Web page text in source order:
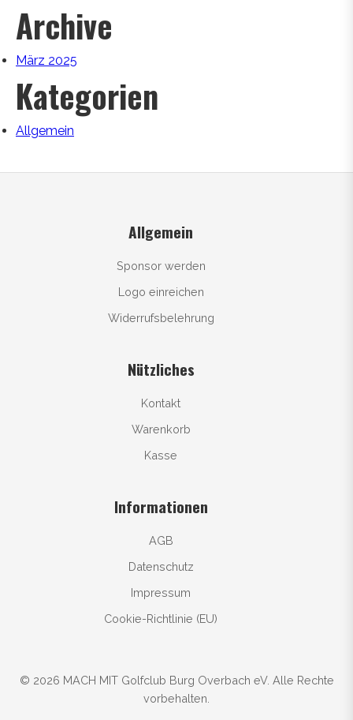
Archive
März 2025
Kategorien
Allgemein
Allgemein
Sponsor werden
Logo einreichen
Widerrufsbelehrung
Nützliches
Kontakt
Warenkorb
Kasse
Informationen
AGB
Datenschutz
Impressum
Cookie-Richtlinie (EU)
© 2026 MACH MIT Golfclub Burg Overbach eV. Alle Rechte
vorbehalten.